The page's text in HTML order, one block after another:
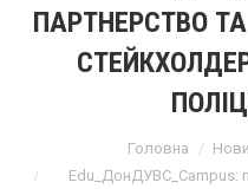
ПАРТНЕРСТВО
Головна
Edu_ДонДУВС_Campus: